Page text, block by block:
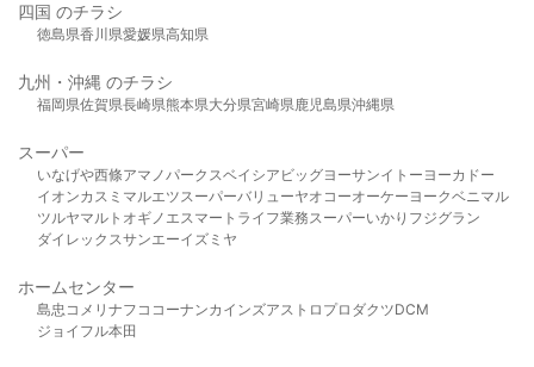
四国 のチラシ
徳島県香川県愛媛県高知県
九州・沖縄 のチラシ
福岡県佐賀県長崎県熊本県大分県宮崎県鹿児島県沖縄県
スーパー
いなげや西條アマノパークスベイシア ビッグヨーサンイトーヨーカドー
イオンカスミ マルエツスーパーバリューヤオコーオーケー ヨークベニマル
ツルヤマルト オギノ エスマート ライフ業務スーパーいかり フジグラン
ダイレックスサンエーイズミヤ
ホームセンター
島忠 コメリ ナフコ コーナンカインズアストロプロダクツDCM
ジョイフル本田